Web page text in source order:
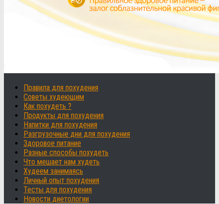
Правила для похудения
Советы худеющим
Как похудеть ?
Продукты для похудения
Напитки для похудения
Разгрузочные дни для похудения
Здоровое питание
Разные способы похудеть
Что мешает нам худеть
Худеем занимаясь
Личный опыт похудения
Тесты для похудения
Новости диетологии